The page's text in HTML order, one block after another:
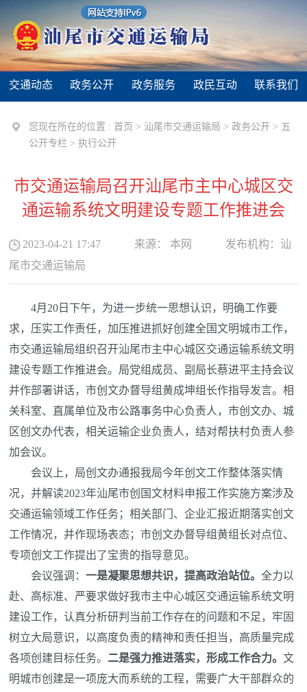
交通动态 政务公开 政务服务 政民互动 联系我们
您现在所在的位置 : 首页 > 汕尾市交通运输局 >政务公开 > 五
公开专栏 >执行公开
市交通运输局召开汕尾市主中心城区交
通运输系统文明建设专题工作推进会
2023-04-21 17:47 来源： 本网 发布机构： 汕
尾市交通运输局
4月20日下午，为进一步统一思想认识，明确工作要
求，压实工作责任，加压推进抓好创建全国文明城市工作，
市交通运输局组织召开汕尾市主中心城区交通运输系统文明
建设专题工作推进会。局党组成员、副局长蔡进平主持会议
并作部署讲话，市创文办督导组黄成坤组长作指导发言。相
关科室、直属单位及市公路事务中心负责人，市创文办、城
区创文办代表，相关运输企业负责人，结对帮扶村负责人参
加会议。
会议上，局创文办通报我局今年创文工作整体落实情
况，并解读2023年汕尾市创国文材料申报工作实施方案涉及
交通运输领域工作任务；相关部门、企业汇报近期落实创文
工作情况，并作现场表态；市创文办督导组黄组长对点位、
专项创文工作提出了宝贵的指导意见。
会议强调：一是凝聚思想共识，提高政治站位。全力以
赴、高标准、严要求做好我市主中心城区交通运输系统文明
建设工作，认真分析研判当前工作存在的问题和不足，牢固
树立大局意识，以高度负责的精神和责任担当，高质量完成
各项创建目标任务。 二是强力推进落实，形成工作合力。文
明城市创建是一项庞大而系统的工程，需要广大干部群众的